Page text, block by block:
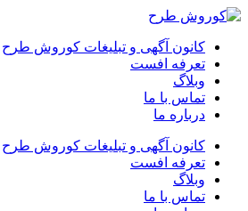
کانون آگهی و تبلیغات کوروش طرح
تعرفه افست
وبلاگ
تماس با ما
درباره ما
کانون آگهی و تبلیغات کوروش طرح
تعرفه افست
وبلاگ
تماس با ما